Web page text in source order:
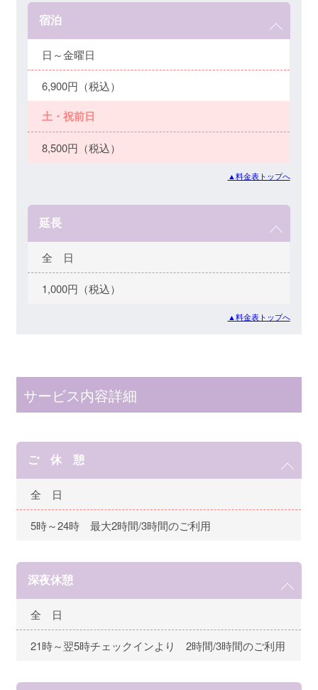
宿泊
日～金曜日
6,900円（税込）
土・祝前日
8,500円（税込）
▲料金表トップへ
延長
全 日
1,000円（税込）
▲料金表トップへ
サービス内容詳細
ご 休 憩
全 日
5時～24時 最大2時間/3時間のご利用
深夜休憩
全 日
21時～翌5時チェックインより 2時間/3時間のご利用